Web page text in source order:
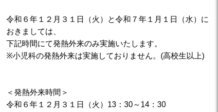
令和６年１２月３１日（火）と令和７年１月１日（水）に
おきましては、
下記時間にて発熱外来のみ実施いたします。
※小児科の発熱外来は実施しておりません。(高校生以上)
＜発熱外来時間＞
令和６年１２月３１日（火）13：30～14：30